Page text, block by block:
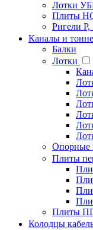
Лотки
Плиты
Ригели
Каналы и
Балки
Лотки
Опорные
Плиты
Плиты
Колодцы